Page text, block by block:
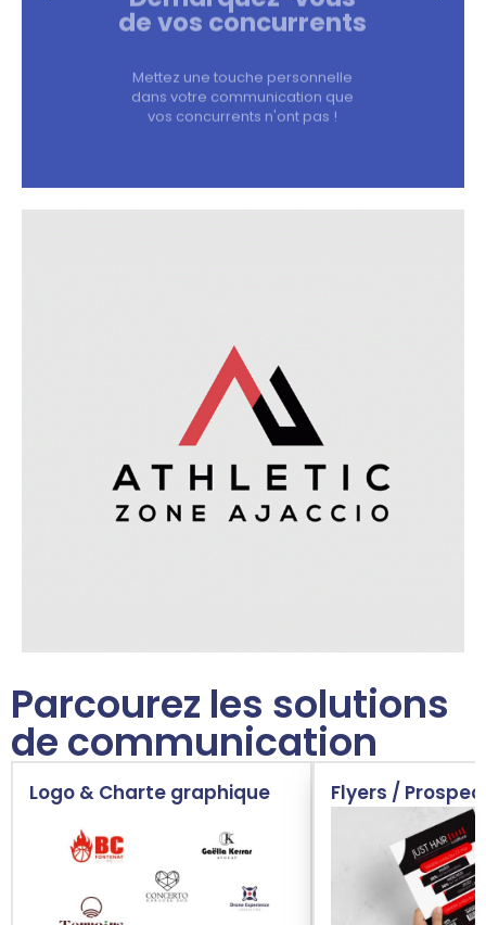
dans votre communication que
Parcourez les solutions
de communication
Logo & Charte graphique Flyers /